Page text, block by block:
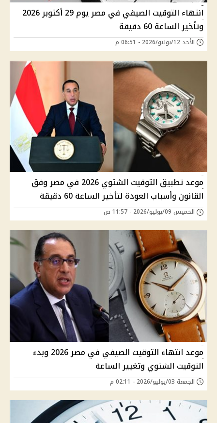
انتهاء التوقيت الصيفي في مصر يوم 29 أكتوبر 2026
وتأخير الساعة 60 دقيقة
الأحد 12/يوليو/2026 - 06:51 م
موعد تطبيق التوقيت الشتوي 2026 في مصر وفق
القانون وأسباب العودة لتأخير الساعة 60 دقيقة
الخميس 09/يوليو/2026 - 11:57 ص
موعد انتهاء التوقيت الصيفي في مصر 2026 وبدء
التوقيت الشتوي وتغيير الساعة
الجمعة 03/يوليو/2026 - 02:11 م